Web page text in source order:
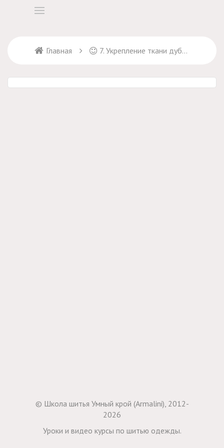
Главная 7. Укрепление ткани дублерином
© Школа шитья Умный крой (Armalini), 2012-
2026
Уроки и видео курсы по шитью одежды.